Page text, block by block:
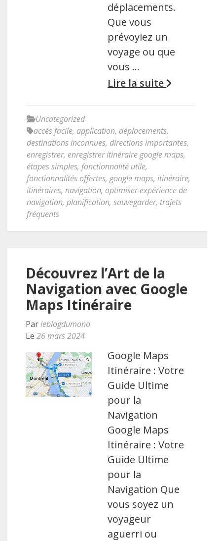
déplacements.
Que vous
prévoyiez un
voyage ou que
vous …
Lire la suite
Uncategorized
accès facile, application, déplacements,
destinations inconnues, directions importantes,
enregistrer, enregistrer itinéraire google maps,
étapes simples, fonctionnalité utile,
fonctionnalités offertes, google maps, itinéraire,
itinéraires, navigation, optimiser expérience de
navigation, planification, sauvegarder, trajets
fréquents
Découvrez l’Art de la
Navigation avec Google
Maps Itinéraire
Parleblogdumono
Le 26 mars 2024
Google Maps
Itinéraire : Votre
Guide Ultime
pour la
Navigation
Google Maps
Itinéraire : Votre
Guide Ultime
pour la
Navigation Que
vous soyez un
voyageur
aguerri ou